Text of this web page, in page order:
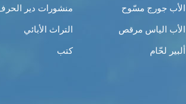
الأب جورج مسّوح
الأب الياس مرقص
ألبير لحّام
منشورات دير
التراث الأبائي
كتب